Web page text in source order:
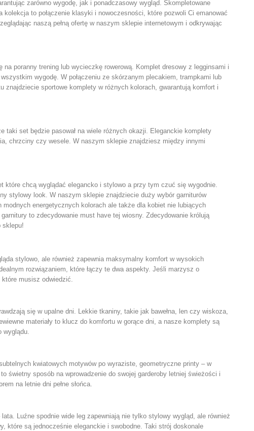
zarówno wygodę, jak i ponadczasowy wygląd. Skompletowane
to połączenie klasyki i nowoczesności, które pozwoli Ci emanować
naszą pełną ofertę w naszym sklepie internetowym i odkrywając
poranny trening lub wycieczkę rowerową. Komplet dresowy z legginsami i
wygodę. W połączeniu ze skórzanym plecakiem, trampkami lub
sportowe komplety w różnych kolorach, gwarantują komfort i
taki set będzie pasował na wiele różnych okazji. Eleganckie komplety
chrzciny czy wesele. W naszym sklepie znajdziesz między innymi
które chcą wyglądać elegancko i stylowo a przy tym czuć się wygodnie.
stylowy look. W naszym sklepie znajdziecie duży wybór garniturów
energetycznych kolorach ale także dla kobiet nie lubiących
to zdecydowanie must have tej wiosny. Zdecydowanie królują
sklepu!
stylowo, ale również zapewnia maksymalny komfort w wysokich
rozwiązaniem, które łączy te dwa aspekty. Jeśli marzysz o
musisz odwiedzić.
się w upalne dni. Lekkie tkaniny, takie jak bawełna, len czy wiskoza,
materiały to klucz do komfortu w gorące dni, a nasze komplety są
wyglądu.
kwiatowych motywów po wyraziste, geometryczne printy – w
świetny sposób na wprowadzenie do swojej garderoby letniej świeżości i
na letnie dni pełne słońca.
Luźne spodnie wide leg zapewniają nie tylko stylowy wygląd, ale również
które są jednocześnie eleganckie i swobodne. Taki strój doskonale